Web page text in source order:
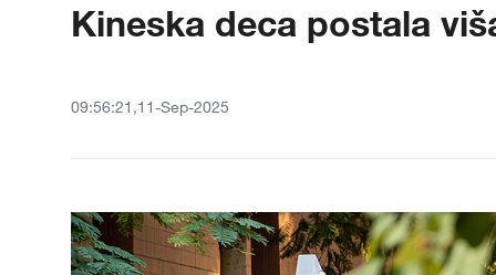
Kineska deca postala
09:56:21,11-Sep-2025